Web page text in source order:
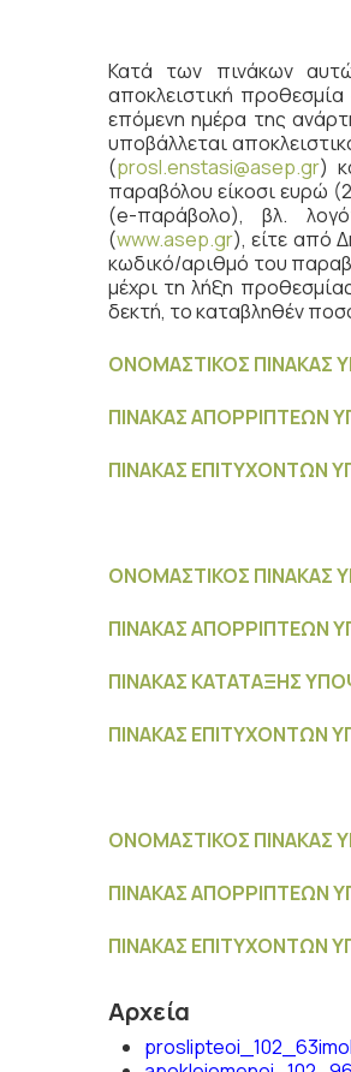
Κατά των πινάκων
αποκλειστική
επόμενη ημέρα της
υποβάλλεται
(prosl.enstasi@asep.gr)
παραβόλου είκοσι ευρώ
(e-παράβολο), βλ.
(www.asep.gr), είτε από
κωδικό/αριθμό του
μέχρι τη λήξη
δεκτή, το καταβληθέν
ΟΝΟΜΑΣΤΙΚΟΣ ΠΙΝΑΚΑΣ
ΠΙΝΑΚΑΣ ΑΠΟΡΡΙΠΤΕΩΝ
ΠΙΝΑΚΑΣ ΕΠΙΤΥΧΟΝΤΩΝ
ΟΝΟΜΑΣΤΙΚΟΣ ΠΙΝΑΚΑΣ
ΠΙΝΑΚΑΣ ΑΠΟΡΡΙΠΤΕΩΝ
ΠΙΝΑΚΑΣ ΚΑΤΑΤΑΞΗΣ
ΠΙΝΑΚΑΣ ΕΠΙΤΥΧΟΝΤΩΝ
ΟΝΟΜΑΣΤΙΚΟΣ ΠΙΝΑΚΑΣ
ΠΙΝΑΚΑΣ ΑΠΟΡΡΙΠΤΕΩΝ
ΠΙΝΑΚΑΣ ΕΠΙΤΥΧΟΝΤΩΝ
Αρχεία